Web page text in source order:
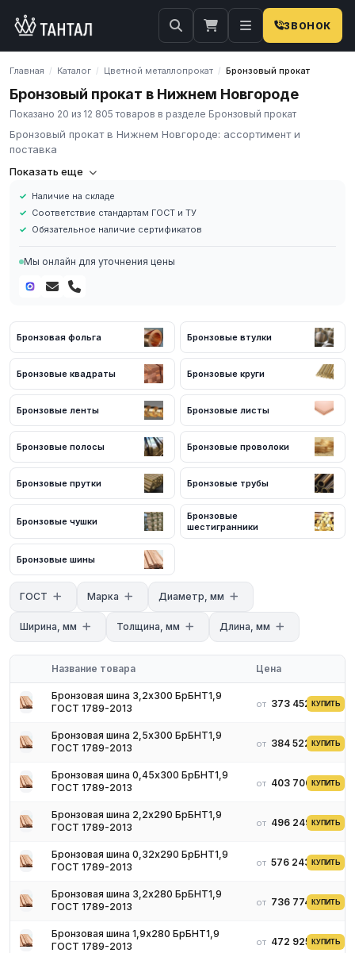
ЗВОНОК
Главная / Каталог / Цветной металлопрокат / Бронзовый прокат
Бронзовый прокат в Нижнем Новгороде
Показано 20 из 12 805 товаров в разделе Бронзовый прокат
Бронзовый прокат в Нижнем Новгороде: ассортимент и
поставка
Компания «Тантал» предлагает Бронзовый прокат в России. Мы
и промышленных материалов по всей России.
В нашем каталоге представлен широкий ассортимент
Бронзовый прокат различных марок, размеров и типов. Все
сертификаты качества.
Наличие на складе в России
Обязательное наличие сертификатов
Доставка по региону
Для получения актуальных цен и наличия на складе свяжитесь
с нашими менеджерами. Мы предложим оптимальные условия
поставки и доставки.
Показать еще
Наличие на складе
Соответствие стандартам ГОСТ и ТУ
Обязательное наличие сертификатов
Мы онлайн для уточнения цены
Бронзовая фольга Бронзовые втулки
Бронзовые квадраты Бронзовые круги
Бронзовые ленты Бронзовые листы
Бронзовые полосы Бронзовые проволоки
Бронзовые прутки Бронзовые трубы
Бронзовые чушки
Бронзовые
шестигранники
Бронзовые шины
ГОСТ Марка Диаметр, мм
Ширина, мм Толщина, мм Длина, мм
Название товара Цена
Бронзовая шина 3,2х300 БрБНТ1,9
ГОСТ 1789-2013
от 373 452 ₽КУПИТЬ
Бронзовая шина 2,5х300 БрБНТ1,9
ГОСТ 1789-2013
от 384 522 ₽КУПИТЬ
Бронзовая шина 0,45х300 БрБНТ1,9
ГОСТ 1789-2013
от 403 706 ₽КУПИТЬ
Бронзовая шина 2,2х290 БрБНТ1,9
ГОСТ 1789-2013
от 496 249 ₽КУПИТЬ
Бронзовая шина 0,32х290 БрБНТ1,9
ГОСТ 1789-2013
от 576 243 ₽КУПИТЬ
Бронзовая шина 3,2х280 БрБНТ1,9
ГОСТ 1789-2013
от 736 774 ₽КУПИТЬ
Бронзовая шина 1,9х280 БрБНТ1,9
ГОСТ 1789-2013
от 472 925 ₽КУПИТЬ